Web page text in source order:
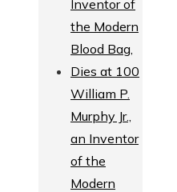
William P.
Murphy Jr.,
an Inventor
of the
Modern